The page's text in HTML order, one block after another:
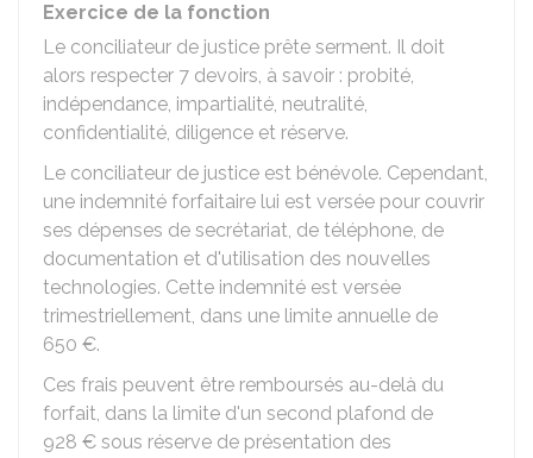
Exercice de la fonction
Le conciliateur de justice prête serment. Il doit
alors respecter 7 devoirs, à savoir : probité,
indépendance, impartialité, neutralité,
confidentialité, diligence et réserve.
Le conciliateur de justice est bénévole. Cependant,
une indemnité forfaitaire lui est versée pour couvrir
ses dépenses de secrétariat, de téléphone, de
documentation et d'utilisation des nouvelles
technologies. Cette indemnité est versée
trimestriellement, dans une limite annuelle de
650 €.
Ces frais peuvent être remboursés au-delà du
forfait, dans la limite d'un second plafond de
928 € sous réserve de présentation des